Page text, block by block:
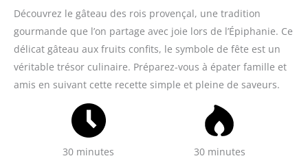
Découvrez le gâteau des rois provençal, une tradition
gourmande que l’on partage avec joie lors de l’Épiphanie. Ce
délicat gâteau aux fruits confits, le symbole de fête est un
véritable trésor culinaire. Préparez-vous à épater famille et
amis en suivant cette recette simple et pleine de saveurs.
30 minutes 30 minutes